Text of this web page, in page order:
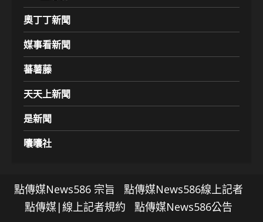
奧丁丁新聞
媒事看新聞
蕃薯藤
天天上新聞
是新聞
囔囔社
點傳媒News586 宗旨
點傳媒News586線上記者
點傳媒|線上記者規約
點傳媒News586公告